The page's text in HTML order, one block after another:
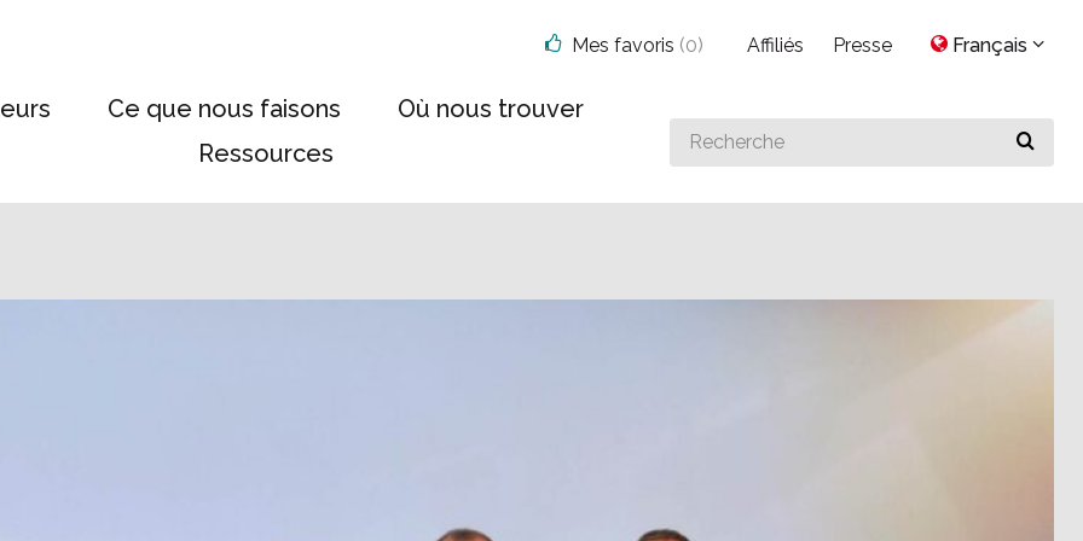
Ce que nous faisons
Où nous trouver
Ressources
Search
for
Mes favoris (0) Affiliés Presse Français